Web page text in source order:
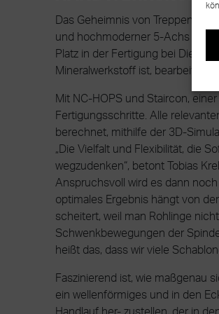
Das Geheimnis von Treppen,
und hochmoderner 5-Achs
Platz in der Fertigung bei Diehl
Mineralwerkstoff ist, bearbeitet
Mit NC-HOPS und Staircon,
Fertigungsschritte. Alle
berechnet, mithilfe der 3D-
„Die Vielfalt und Flexibilität, die
wegzudenken“, betont Tobias
Anspruchsvoll wird es dann
optimales Ergebnis hängt von
scheitert, weil man Rohlinge
Schwenkbewegungen der
heißt das, dass wir viele
Faszinierend ist, wie maßgenau
ein wellenförmiges und in den
Handlauf her- zustellen, der in